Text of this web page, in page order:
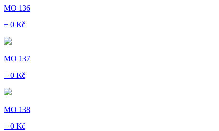
MO 136
+ 0 Kč
MO 137
+ 0 Kč
MO 138
+ 0 Kč